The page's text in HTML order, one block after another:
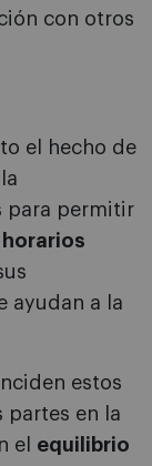
con otros
el hecho de
para permitir
horarios
ayudan a la
estos
partes en la
el equilibrio